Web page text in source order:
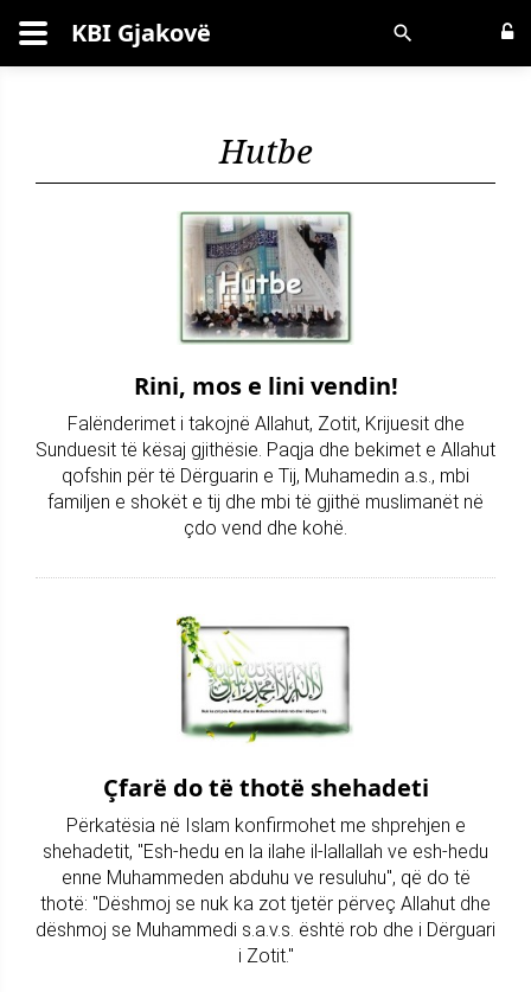
Kërko KBI Gjakovë
Hutbe
Rini, mos e lini vendin!
Falënderimet i takojnë Allahut, Zotit, Krijuesit dhe
Sunduesit të kësaj gjithësie. Paqja dhe bekimet e Allahut
qofshin për të Dërguarin e Tij, Muhamedin a.s., mbi
familjen e shokët e tij dhe mbi të gjithë muslimanët në
çdo vend dhe kohë.
Çfarë do të thotë shehadeti
Përkatësia në Islam konfirmohet me shprehjen e
shehadetit, "Esh-hedu en la ilahe il-lallallah ve esh-hedu
enne Muhammeden abduhu ve resuluhu", që do të
thotë: "Dëshmoj se nuk ka zot tjetër përveç Allahut dhe
dëshmoj se Muhammedi s.a.v.s. është rob dhe i Dërguari
i Zotit."